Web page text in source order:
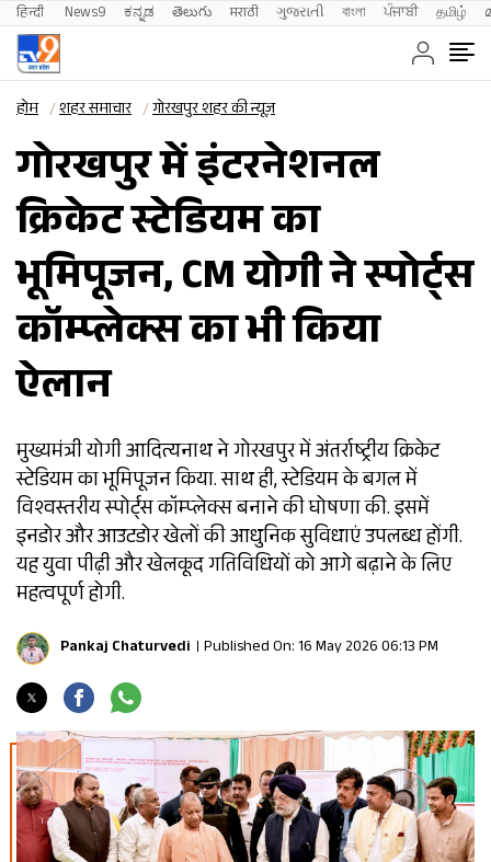
हिन्दी News9 ಕನ್ನಡ తెలుగు मराठी ગુજરાતી বাংলা ਪੰਜਾਬੀ தமிழ்
होम शहर समाचार गोरखपुर शहर की न्यूज़
गोरखपुर में इंटरनेशनल
क्रिकेट स्टेडियम का
भूमिपूजन, CM योगी ने स्पोर्ट्स
कॉम्प्लेक्स का भी किया
ऐलान
मुख्यमंत्री योगी आदित्यनाथ ने गोरखपुर में अंतर्राष्ट्रीय क्रिकेट
स्टेडियम का भूमिपूजन किया. साथ ही, स्टेडियम के बगल में
विश्वस्तरीय स्पोर्ट्स कॉम्प्लेक्स बनाने की घोषणा की. इसमें
इनडोर और आउटडोर खेलों की आधुनिक सुविधाएं उपलब्ध होंगी.
यह युवा पीढ़ी और खेलकूद गतिविधियों को आगे बढ़ाने के लिए
महत्वपूर्ण होगी.
Pankaj Chaturvedi Published On: 16 May 2026 06:13 PM